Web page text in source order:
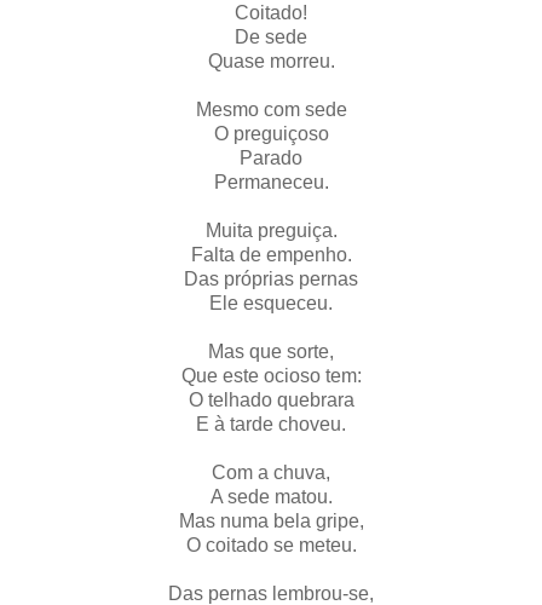
Coitado!
De sede
Quase morreu.
Mesmo com sede
O preguiçoso
Parado
Permaneceu.
Muita preguiça.
Falta de empenho.
Das próprias pernas
Ele esqueceu.
Mas que sorte,
Que este ocioso tem:
O telhado quebrara
E à tarde choveu.
Com a chuva,
A sede matou.
Mas numa bela gripe,
O coitado se meteu.
Das pernas lembrou-se,